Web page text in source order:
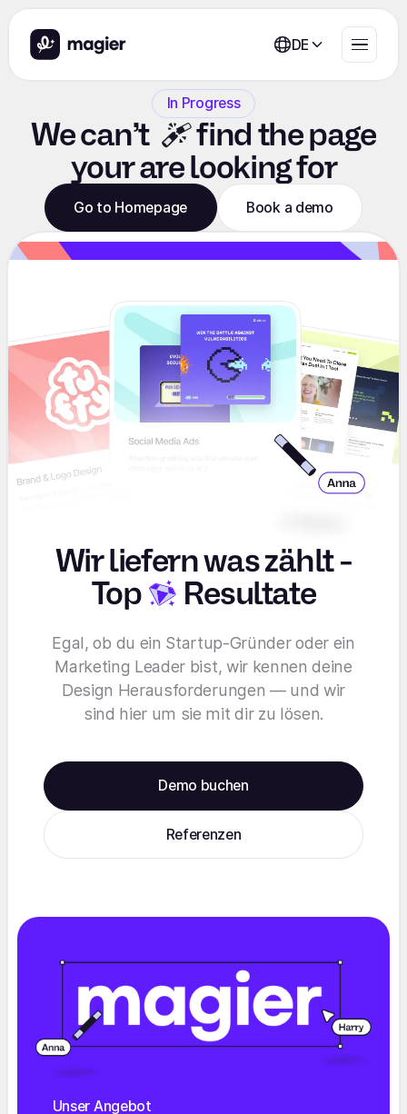
DE
In Progress
Wecan’t
find the page
your are looking for
Go to Homepage Book a demo
Wir liefern was zählt -
Top
Resultate
Egal, ob du ein Startup-Gründer oder ein
Marketing Leader bist, wir kennen deine
Design Herausforderungen — und wir
sind hier um sie mit dir zu lösen.
Demo buchen
Referenzen
Unser Angebot